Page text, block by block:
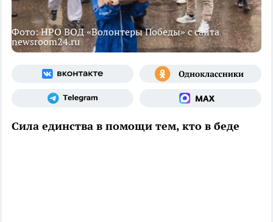
Фото: НРО ВОД «Волонтеры Победы» с сайта
newsroom24.ru
Сила единства в помощи тем, кто в беде